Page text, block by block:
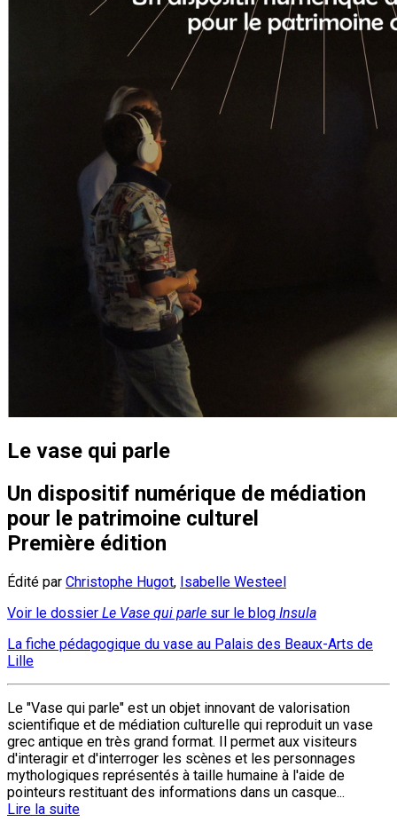
Le vase qui parle
Un dispositif numérique de médiation
pour le patrimoine culturel
Première édition
Édité par Christophe Hugot, Isabelle Westeel
Voir le dossier Le Vase qui parle sur le blog Insula
La fiche pédagogique du vase au Palais des Beaux-Arts de
Lille
Le "Vase qui parle" est un objet innovant de valorisation
scientifique et de médiation culturelle qui reproduit un vase
grec antique en très grand format. Il permet aux visiteurs
d'interagir et d'interroger les scènes et les personnages
mythologiques représentés à taille humaine à l'aide de
pointeurs restituant des informations dans un casque...
Lire la suite